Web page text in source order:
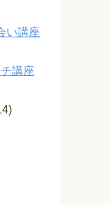
い講座
講座